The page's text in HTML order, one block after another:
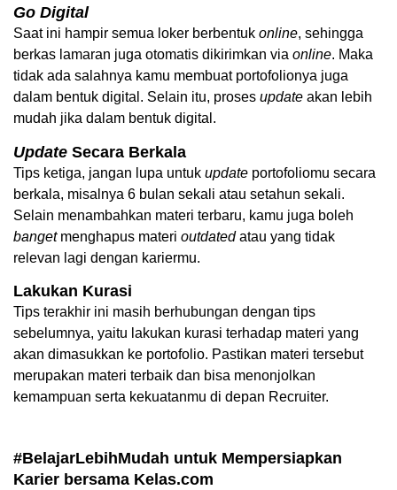
Go Digital
Saat ini hampir semua loker berbentuk online, sehingga
berkas lamaran juga otomatis dikirimkan via online. Maka
tidak ada salahnya kamu membuat portofolionya juga
dalam bentuk digital. Selain itu, proses update akan lebih
mudah jika dalam bentuk digital.
Update Secara Berkala
Tips ketiga, jangan lupa untuk update portofoliomu secara
berkala, misalnya 6 bulan sekali atau setahun sekali.
banget menghapus materi outdated atau yang tidak
relevan lagi dengan kariermu.
Lakukan Kurasi
Tips terakhir ini masih berhubungan dengan tips
sebelumnya, yaitu lakukan kurasi terhadap materi yang
akan dimasukkan ke portofolio. Pastikan materi tersebut
merupakan materi terbaik dan bisa menonjolkan
kemampuan serta kekuatanmu di depan Recruiter.
#BelajarLebihMudah untuk Mempersiapkan
Karier bersama Kelas.com